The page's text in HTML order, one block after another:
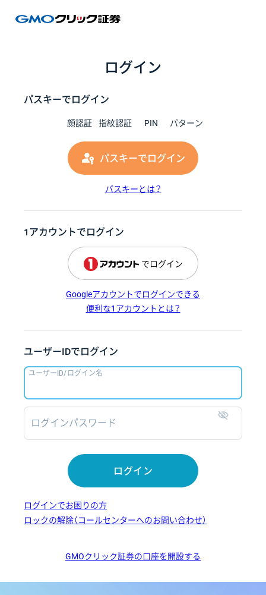
ログイン
パスキーでログイン
顔認証 指紋認証 PIN パターン
パスキーでログイン
パスキーとは？
1アカウントでログイン
でログイン
Googleアカウントでログインできる
便利な1アカウントとは？
ユーザーIDでログイン
ユーザーID/ログイン名
ログインパスワード
ログイン
ログインでお困りの方
ロックの解除（コールセンターへのお問い合わせ）
GMOクリック証券の口座を開設する